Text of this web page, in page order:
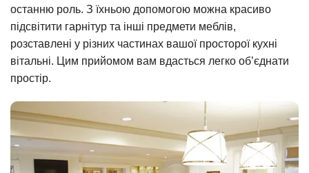
останню роль. З їхньою допомогою можна красиво
підсвітити гарнітур та інші предмети меблів,
розставлені у різних частинах вашої просторої кухні
вітальні. Цим прийомом вам вдасться легко об’єднати
простір.